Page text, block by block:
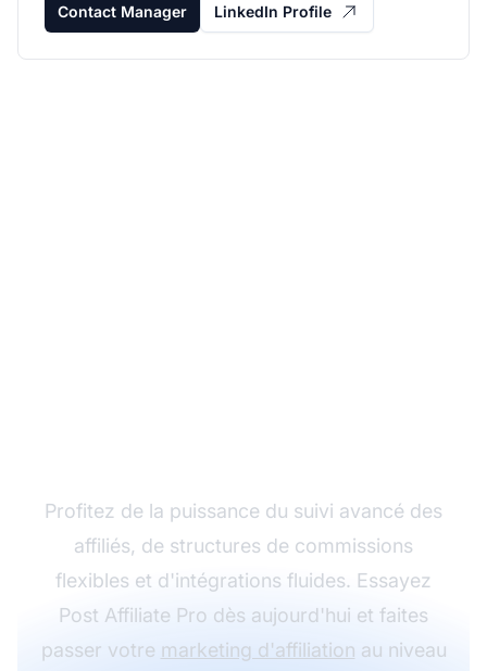
Contact Manager LinkedIn Profile
Profitez de la puissance du suivi avancé des
affiliés, de structures de commissions
flexibles et d'intégrations fluides. Essayez
Post Affiliate Pro dès aujourd'hui et faites
passer votre marketing d'affiliation au niveau